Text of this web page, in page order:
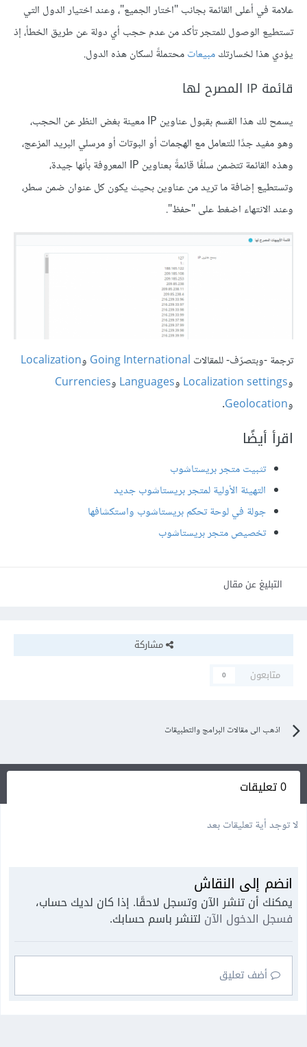
علامة في أعلى القائمة بجانب "اختار الجميع"، وعند اختيار الدول التي
تستطيع الوصول للمتجر تأكد من عدم حجب أي دولة عن طريق الخطأ، إذ
يؤدي هذا لخسارتكمبيعاتمحتملةً لسكان هذه الدول.
قائمة IP المصرح لها
يسمح لك هذا القسم بقبول عناوين IP معينة بغض النظر عن الحجب،
وهو مفيد جدًا للتعامل مع الهجمات أو البوتات أو مرسلي البريد المزعج،
وهذه القائمة تتضمن سلفًا قائمةً بعناوين IP المعروفة بأنها جيدة،
وتستطيع إضافة ما تريد من عناوين بحيث يكون كل عنوان ضمن سطر،
وعند الانتهاء اضغط على "حفظ".
ترجمة -وبتصرّف- للمقالات Going International وLocalization
وLocalization settings وLanguages وCurrencies
وGeolocation
.
اقرأ أيضًا
تثبيت متجر بريستاشوب
التهيئة الأولية لمتجر بريستاشوب جديد
جولة في لوحة تحكم بريستاشوب واستكشافها
تخصيص متجر بريستاشوب
التبليغ عن مقال
مشاركة
متابعون
0
اذهب الى مقالات البرامج والتطبيقات
0 تعليقات
لا توجد أية تعليقات بعد
انضم إلى النقاش
يمكنك أن تنشر الآن وتسجل لاحقًا. إذا كان لديك حساب،
فسجل الدخول الآن لتنشر باسم حسابك.
أضف تعليق